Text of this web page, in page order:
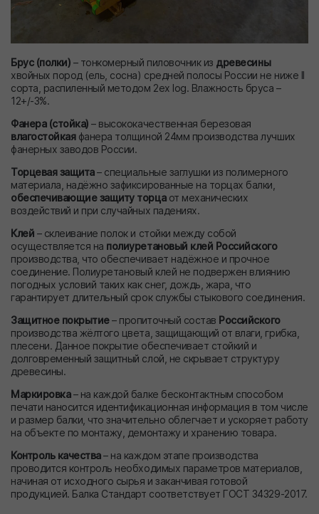
Брус (полки) – тонкомерный пиловочник из древесины
хвойных пород (ель, сосна) средней полосы России не ниже II
сорта, распиленный методом 2ex log. Влажность бруса –
12+/-3%.
Фанера (стойка) – высококачественная березовая
влагостойкаяфанера толщиной 24мм производства лучших
фанерных заводов России.
Торцевая защита– специальные заглушки из полимерного
материала, надёжно зафиксированные на торцах балки,
обеспечивающие защиту торцаот механических
воздействий и при случайных падениях.
Клей – склеивание полок и стойки между собой
осуществляется на полиуретановый клей Российского
производства, что обеспечивает надёжное и прочное
соединение. Полиуретановый клей не подвержен влиянию
погодных условий таких как снег, дождь, жара, что
гарантирует длительный срок службы стыкового соединения.
Защитное покрытие– пропиточный состав Российского
производства жёлтого цвета, защищающий от влаги, грибка,
плесени. Данное покрытие обеспечивает стойкий и
долговременный защитный слой, не скрывает структуру
древесины.
Маркировка– на каждой балке бесконтактным способом
печати наносится идентификационная информация в том числе
и размер балки, что значительно облегчает и ускоряет работу
на объекте по монтажу, демонтажу и хранению товара.
Контроль качества– на каждом этапе производства
проводится контроль необходимых параметров материалов,
начиная от исходного сырья и заканчивая готовой
продукцией. Балка Стандарт соответствует ГОСТ 34329-2017.